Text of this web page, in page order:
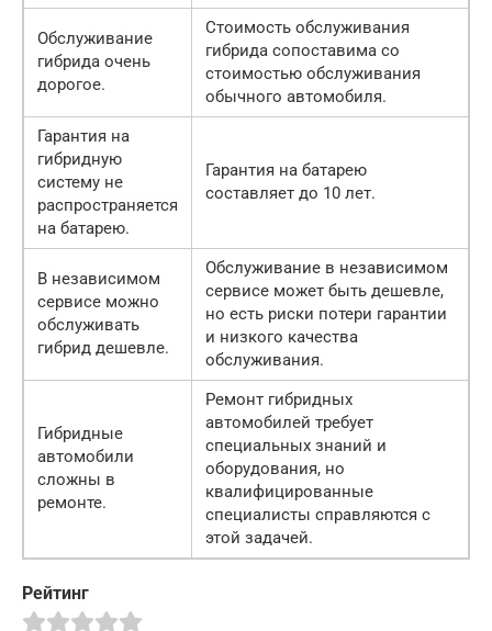
Обслуживание
гибрида очень
дорогое.
Стоимость обслуживания
гибрида сопоставима со
стоимостью обслуживания
обычного автомобиля.
Гарантия на
гибридную
систему не
распространяется
на батарею.
Гарантия на батарею
составляет до 10 лет.
В независимом
сервисе можно
обслуживать
гибрид дешевле.
Обслуживание в независимом
сервисе может быть дешевле,
но есть риски потери гарантии
и низкого качества
обслуживания.
Гибридные
автомобили
сложны в
ремонте.
Ремонт гибридных
автомобилей требует
специальных знаний и
оборудования, но
квалифицированные
специалисты справляются с
этой задачей.
Рейтинг